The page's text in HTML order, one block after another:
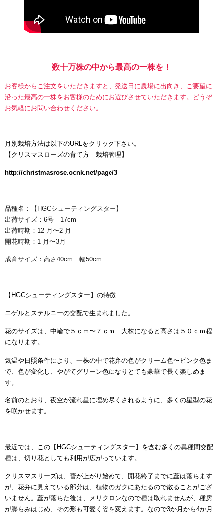
数十万株の中から最高の一株を！
お客様からご注文をいただきますと、発送日に農場に出向き、ご要望に
沿った最高の一株をお客様のためにお選びさせていただきます。どうぞ
お気軽にお問い合わせください。
月別栽培方法は以下のURLをクリック下さい。
【 クリスマスローズの育て方 栽培管理】
http://christmasrose.ocnk.net/page/3
品種名：【HGCシューティングスター】
出荷サイズ：6号 17cm
出荷時期：12 月〜2 月
開花時期：1 月〜3月
成育サイズ：高さ40cm 幅50cm
【HGCシューティングスター】の特徴
ニゲルとステルニーの交配で生まれました。
花のサイズは、中輪で５ｃｍ〜７ｃｍ 大株になると高さは５０ｃｍ程
になります。
気温や日照条件により、一株の中で花弁の色がクリーム色〜ピンク色ま
で、色が変化し、やがてグリーン色になりとても豪華で長く楽しめま
す。
名前のとおり、夜空が流れ星に埋め尽くされるように、多くの星型の花
を咲かせます。
最近では、この【HGCシューティングスター】を含む多くの異種間交配
種は、切り花としても利用が広がっています。
クリスマスリーズは、蕾が上がり始めて、開花終了までに蕊は落ちます
が、花弁に見えている部分は、植物のガクにあたるので散ることがござ
いません。蕊が落ちた後は、メリクロンなので種は取れませんが、種房
が膨らみはじめ、その形も可愛く姿を変えます。なので3か月から4か月